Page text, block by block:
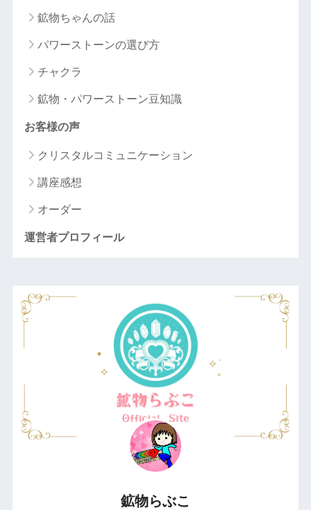
鉱物ちゃんの話
パワーストーンの選び方
チャクラ
鉱物・パワーストーン豆知識
お客様の声
クリスタルコミュニケーション
講座感想
オーダー
運営者プロフィール
鉱物らぶこ